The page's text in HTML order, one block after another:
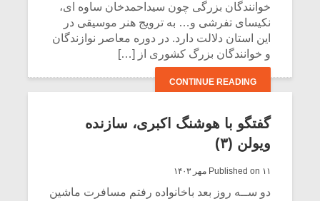
خوانندگان بزرگی چون سیداحمدخان ساوه ای،
نکیسای تفرشی و… به ترویج هنر موسیقی در
این استان دلالت دارد. در دوره معاصر نوازندگان
و خوانندگان بزرگ کشوری از […]
CONTINUE READING
گفتگو با هوشنگ اکبری، سازنده
ویولن (۳)
Published on ۱۱ مهر ۱۴۰۳
دو ســه روز بعد باخانواده رفتم مسافرت ماشین
یادداشتی بر موسیقی
شیش و نیم»